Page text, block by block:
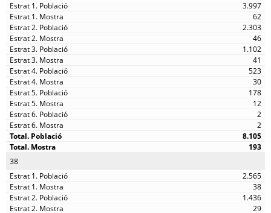
3.997
62
2.303
46
1.102
41
523
30
178
12
2
2
8.105
193
38
2.565
38
1.436
29